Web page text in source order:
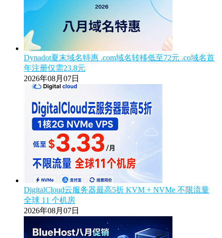
Dynadot夏末域名特惠 .com域名转移低至72元 .co域名首
年注册仅需23.8元
2026年08月07日
DigitalCloud云服务器最高5折 KVM + NVMe 不限流量
全球 11 个机房
2026年08月07日